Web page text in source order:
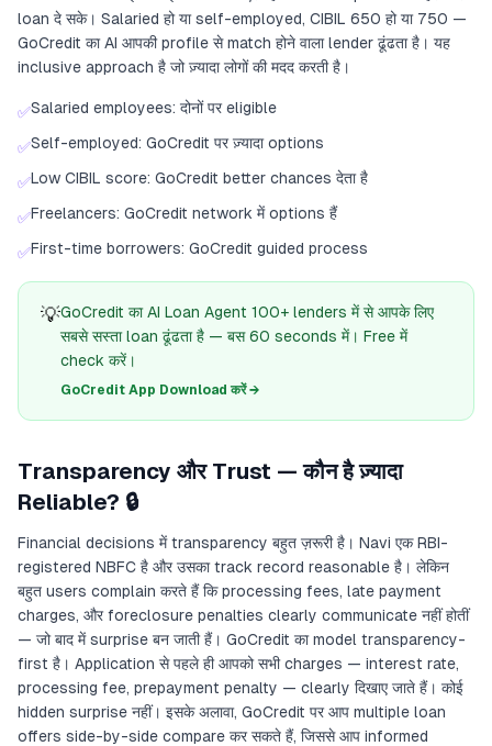
loan दे सके। Salaried हो या self-employed, CIBIL 650 हो या 750 —
GoCredit का AI आपकी profile से match होने वाला lender ढूंढता है। यह
inclusive approach है जो ज़्यादा लोगों की मदद करती है।
✅Salaried employees: दोनों पर eligible
✅Self-employed: GoCredit पर ज़्यादा options
✅Low CIBIL score: GoCredit better chances देता है
✅Freelancers: GoCredit network में options हैं
✅First-time borrowers: GoCredit guided process
💡GoCredit का AI Loan Agent 100+ lenders में से आपके लिए
सबसे सस्ता loan ढूंढता है — बस 60 seconds में। Free में
check करें।
GoCredit App Download करें →
Transparency और Trust — कौन है ज़्यादा
Reliable? 🔒
Financial decisions में transparency बहुत ज़रूरी है। Navi एक RBI-
registered NBFC है और उसका track record reasonable है। लेकिन
बहुत users complain करते हैं कि processing fees, late payment
charges, और foreclosure penalties clearly communicate नहीं होतीं
— जो बाद में surprise बन जाती हैं। GoCredit का model transparency-
first है। Application से पहले ही आपको सभी charges — interest rate,
processing fee, prepayment penalty — clearly दिखाए जाते हैं। कोई
hidden surprise नहीं। इसके अलावा, GoCredit पर आप multiple loan
offers side-by-side compare कर सकते हैं, जिससे आप informed